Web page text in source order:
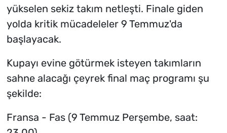
yükselen sekiz takım netleşti. Finale giden
yolda kritik mücadeleler 9 Temmuz'da
başlayacak.
Kupayı evine götürmek isteyen takımların
sahne alacağı çeyrek final maç programı şu
şekilde:
Fransa - Fas (9 Temmuz Perşembe, saat: